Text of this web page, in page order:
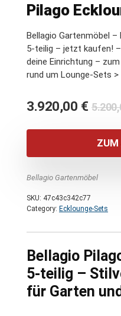
Pilago
Bellagio Gartenmöbel –
5-teilig – jetzt kaufen!
deine Einrichtung –
rund um Lounge-Sets
3.920,00 €
ZUM
Bellagio Gartenmöbel
SKU: 47c43c342c77
Category: Ecklounge-Sets
Bellagio
5-teilig –
für Garten